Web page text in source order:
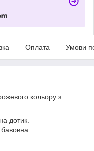
Оплата Умови
кольору з
дотик.